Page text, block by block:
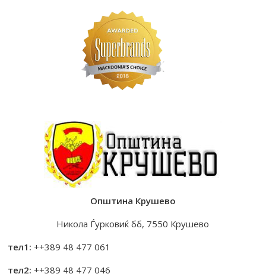
Општина Крушево
Никола Ѓурковиќ бб, 7550 Крушево
тел1: ++389 48 477 061
тел2: ++389 48 477 046